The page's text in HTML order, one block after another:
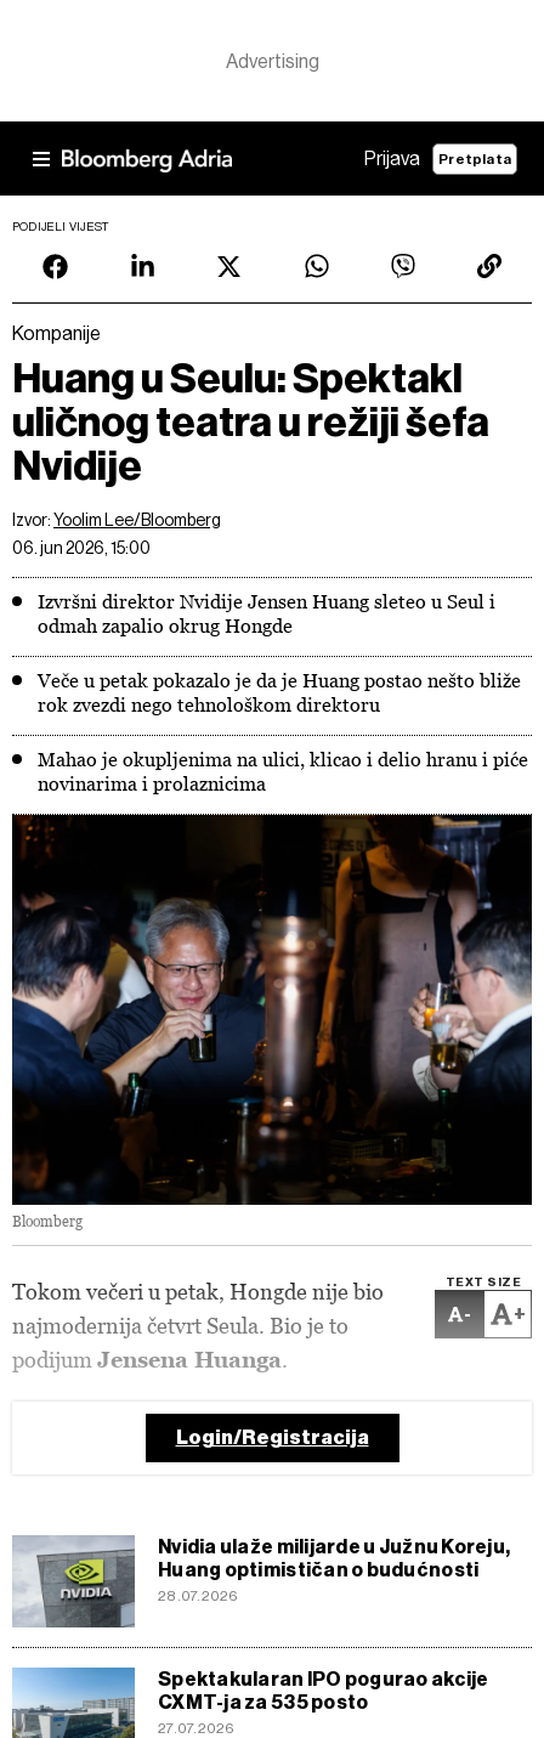
Prijava Pretplata
PODIJELI VIJEST
Kompanije
Huang u Seulu: Spektakl
uličnog teatra u režiji šefa
Nvidije
Izvor:Yoolim Lee/Bloomberg
06. jun 2026, 15:00
Izvršni direktor Nvidije Jensen Huang sleteo u Seul i
odmah zapalio okrug Hongde
Veče u petak pokazalo je da je Huang postao nešto bliže
rok zvezdi nego tehnološkom direktoru
Mahao je okupljenima na ulici, klicao i delio hranu i piće
novinarima i prolaznicima
Bloomberg
TEXT SIZE
- +
Tokom večeri u petak, Hongde nije bio
najmodernija četvrt Seula. Bio je to
podijum Jensena Huanga.
Login/Registracija
Nvidia ulaže milijarde u Južnu Koreju,
Huang optimističan o budućnosti
28.07.2026
Spektakularan IPO pogurao akcije
CXMT-ja za 535 posto
27.07.2026